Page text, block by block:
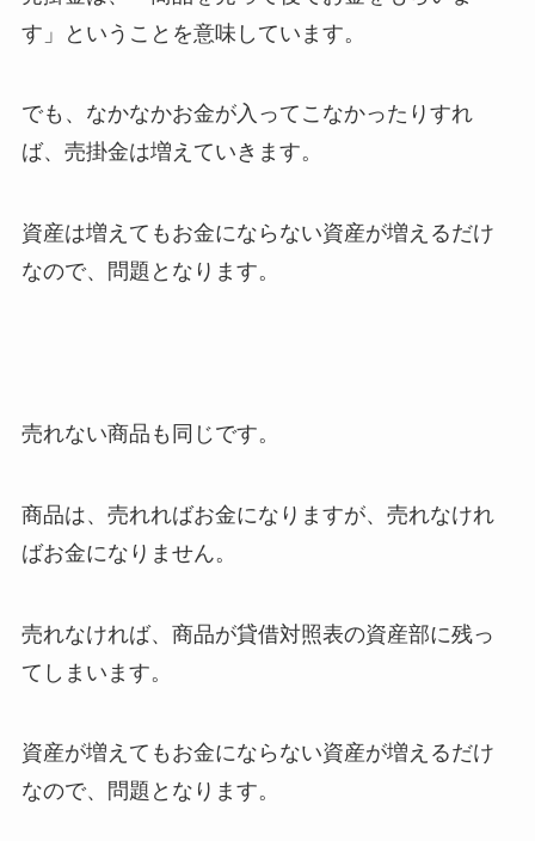
す」ということを意味しています。
でも、なかなかお金が入ってこなかったりすれ
ば、売掛金は増えていきます。
資産は増えてもお金にならない資産が増えるだけ
なので、問題となります。
売れない商品も同じです。
商品は、売れればお金になりますが、売れなけれ
ばお金になりません。
売れなければ、商品が貸借対照表の資産部に残っ
てしまいます。
資産が増えてもお金にならない資産が増えるだけ
なので、問題となります。